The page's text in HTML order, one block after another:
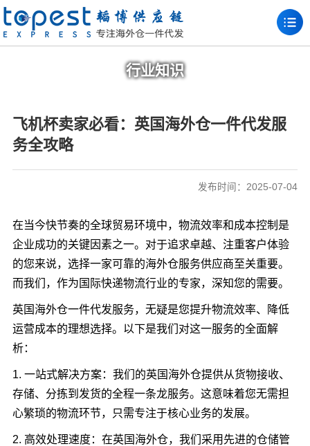
行业知识
飞机杯卖家必看：英国海外仓一件代发服
务全攻略
发布时间：2025-07-04
在当今快节奏的全球贸易环境中，物流效率和成本控制是
企业成功的关键因素之一。对于追求卓越、注重客户体验
的您来说，选择一家可靠的海外仓服务供应商至关重要。
而我们，作为国际快递物流行业的专家，深知您的需要。
英国海外仓一件代发服务，无疑是您提升物流效率、降低
运营成本的理想选择。以下是我们对这一服务的全面解
析：
1. 一站式解决方案：我们的英国海外仓提供从货物接收、
存储、分拣到发货的全程一条龙服务。这意味着您无需担
心繁琐的物流环节，只需专注于核心业务的发展。
2. 高效处理速度：在英国海外仓，我们采用先进的仓储管